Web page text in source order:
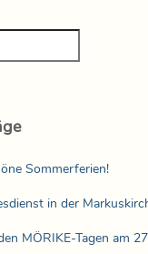
Sommerferien!
in der
MÖRIKE-Tagen am